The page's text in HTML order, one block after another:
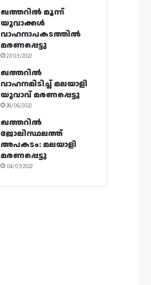
ഖത്തറിൽ മൂന്ന്
യുവാക്കൾ
വാഹനാപകടത്തിൽ
മരണപ്പെട്ടു
27/03/2022
ഖത്തറിൽ
വാഹനമിടിച്ച് മലയാളി
യുവാവ് മരണപ്പെട്ടു
26/06/2022
ഖത്തറിൽ
ജോലിസ്ഥലത്ത്
അപകടം: മലയാളി
മരണപ്പെട്ടു
04/07/2022